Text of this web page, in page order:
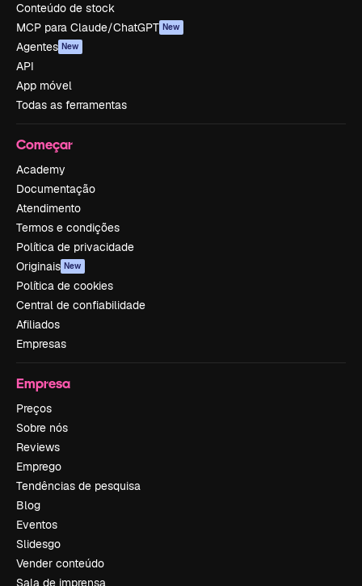
Conteúdo de stock
MCP para Claude/ChatGPT New
Agentes New
API
App móvel
Todas as ferramentas
Começar
Academy
Documentação
Atendimento
Termos e condições
Política de privacidade
Originais New
Política de cookies
Central de confiabilidade
Afiliados
Empresas
Empresa
Preços
Sobre nós
Reviews
Emprego
Tendências de pesquisa
Blog
Eventos
Slidesgo
Vender conteúdo
Sala de imprensa